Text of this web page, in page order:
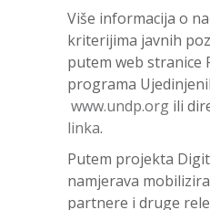
Više informacija o
kriterijima javnih
putem web stranice
programa
www.undp.org ili
linka.
Putem projekta
namjerava
partnere i druge